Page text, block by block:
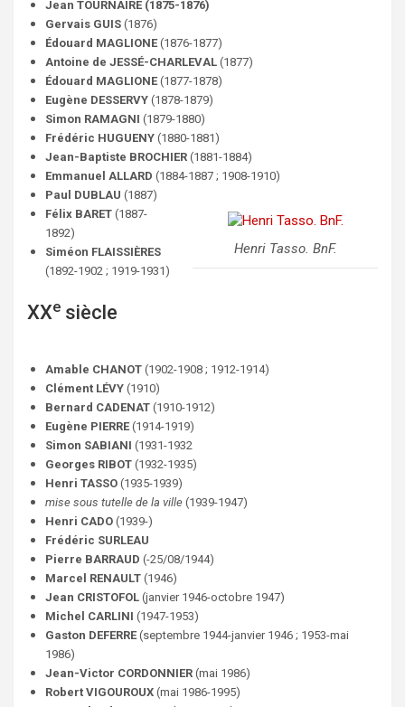
Jean TOURNAIRE (1875-1876)
Gervais GUIS (1876)
Édouard MAGLIONE (1876-1877)
Antoine de JESSÉ-CHARLEVAL (1877)
Édouard MAGLIONE (1877-1878)
Eugène DESSERVY (1878-1879)
Simon RAMAGNI (1879-1880)
Frédéric HUGUENY (1880-1881)
Jean-Baptiste BROCHIER (1881-1884)
Emmanuel ALLARD (1884-1887 ; 1908-1910)
Paul DUBLAU (1887)
Henri Tasso. BnF.
Félix BARET (1887-
1892)
Siméon FLAISSIÈRES
(1892-1902 ; 1919-1931)
XXe siècle
Amable CHANOT (1902-1908 ; 1912-1914)
Clément LÉVY (1910)
Bernard CADENAT (1910-1912)
Eugène PIERRE (1914-1919)
Simon SABIANI (1931-1932
Georges RIBOT (1932-1935)
Henri TASSO (1935-1939)
mise sous tutelle de la ville (1939-1947)
Henri CADO (1939-)
Frédéric SURLEAU
Pierre BARRAUD (-25/08/1944)
Marcel RENAULT (1946)
Jean CRISTOFOL (janvier 1946-octobre 1947)
Michel CARLINI (1947-1953)
Gaston DEFERRE (septembre 1944-janvier 1946 ; 1953-mai
1986)
Jean-Victor CORDONNIER (mai 1986)
Robert VIGOUROUX (mai 1986-1995)